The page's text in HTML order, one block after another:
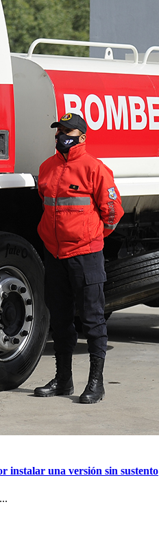
instalar una versión sin sustento